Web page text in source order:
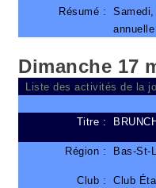
Résumé :
Dimanche 17
Liste des activités de la
Titre :
Région : Bas-St-
Club :Club